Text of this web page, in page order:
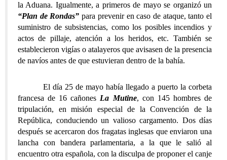
la Aduana. Igualmente, a primeros de mayo se organizó un
“Plan de Rondas” para prevenir en caso de ataque, tanto el
suministro de subsistencias, como los posibles incendios y
actos de pillaje, atención a los heridos, etc. También se
establecieron vigías o atalayeros que avisasen de la presencia
de navíos antes de que estuvieran dentro de la bahía.
El día 25 de mayo había llegado a puerto la corbeta
francesa de 16 cañones La Mutine, con 145 hombres de
tripulación, en misión especial de la Convención de la
República, conduciendo un valioso cargamento. Dos días
después se acercaron dos fragatas inglesas que enviaron una
lancha con bandera parlamentaria, a la que le salió al
encuentro otra española, con la disculpa de proponer el canje